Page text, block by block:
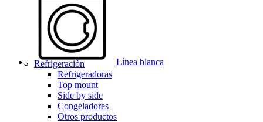
Línea blanca
Refrigeración
Refrigeradoras
Top mount
Side by side
Congeladores
Otros productos